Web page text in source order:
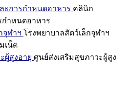
ะการกำหนดอาหาร คลินิก
ำหนดอาหาร
จุฬาฯ โรงพยาบาลสัตว์เล็กจุฬาฯ
เน็ต
ผู้สูงอายุ ศูนย์ส่งเสริมสุขภาวะผู้สูง